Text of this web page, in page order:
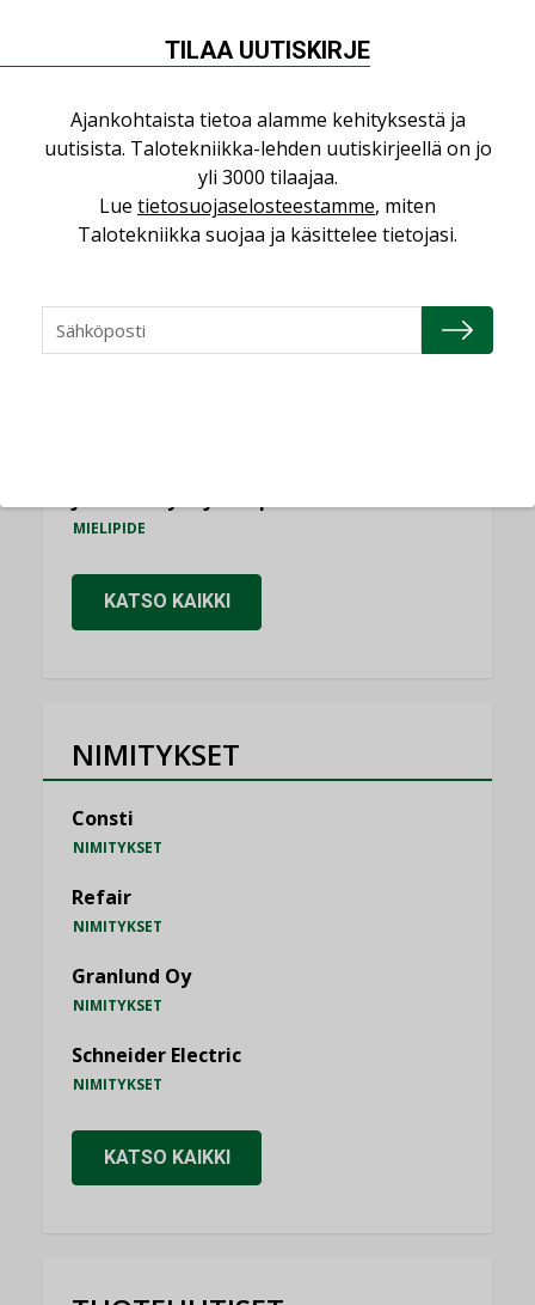
KOLUMNI
Sähköistäminen säästää euroja
KOLUMNI
MIELIPIDE
KATSO KAIKKI
NIMITYKSET
Consti
NIMITYKSET
Refair
NIMITYKSET
Granlund Oy
NIMITYKSET
Schneider Electric
NIMITYKSET
KATSO KAIKKI
TILAA UUTISKIRJE
Ajankohtaista tietoa alamme kehityksestä ja
uutisista. Talotekniikka-lehden uutiskirjeellä on jo
yli 3000 tilaajaa.
Lue tietosuojaselosteestamme, miten
Talotekniikka suojaa ja käsittelee tietojasi.